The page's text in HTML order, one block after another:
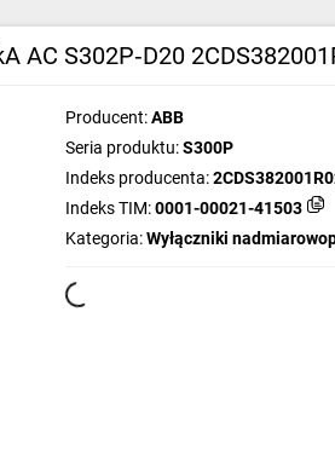
AC S302P‑D20
Producent:ABB
Seria produktu:S300P
Indeks producenta:
Indeks TIM:0001-00021-41503
Kategoria:Wyłączniki